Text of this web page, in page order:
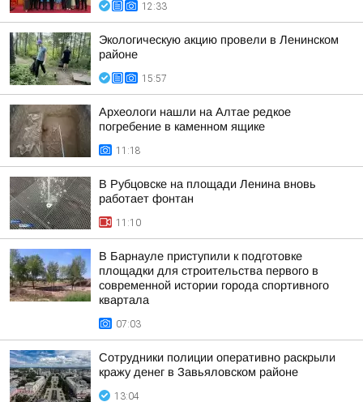
12:33
Экологическую акцию провели в Ленинском
районе
15:57
Археологи нашли на Алтае редкое
погребение в каменном ящике
11:18
В Рубцовске на площади Ленина вновь
работает фонтан
11:10
В Барнауле приступили к подготовке
площадки для строительства первого в
современной истории города спортивного
квартала
07:03
Сотрудники полиции оперативно раскрыли
кражу денег в Завьяловском районе
13:04